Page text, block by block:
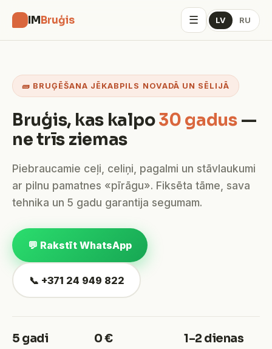
IMBruģis ☰ LV RU
🧱 BRUĢĒŠANA JĒKABPILS NOVADĀ UN SĒLIJĀ
Bruģis, kas kalpo30 gadus—
ne trīs ziemas
Piebraucamie ceļi, celiņi, pagalmi un stāvlaukumi
ar pilnu pamatnes «pīrāgu». Fiksēta tāme, sava
tehnika un 5 gadu garantija segumam.
💬 Rakstīt WhatsApp
📞 +371 24 949 822
5 gadi 0 € 1–2 dienas